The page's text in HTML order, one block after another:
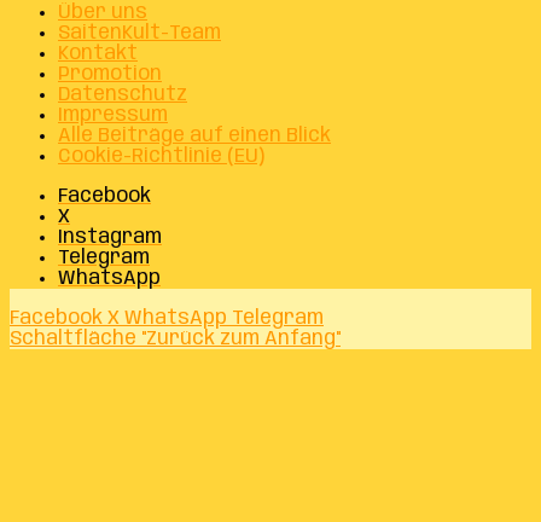
Über uns
SaitenKult-Team
Kontakt
Promotion
Datenschutz
Impressum
Alle Beiträge auf einen Blick
Cookie-Richtlinie (EU)
Facebook
X
Instagram
Telegram
WhatsApp
Facebook X WhatsApp Telegram
Schaltfläche "Zurück zum Anfang"